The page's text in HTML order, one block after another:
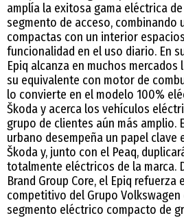
amplía la exitosa gama eléctrica
segmento de acceso, combinando
compactas con un interior
funcionalidad en el uso diario. En
Epiq alcanza en muchos
su equivalente con motor de
lo convierte en el modelo 100%
Škoda y acerca los vehículos
grupo de clientes aún más amplio.
urbano desempeña un papel clave
Škoda y, junto con el Peaq,
totalmente eléctricos de la marca.
Brand Group Core, el Epiq
competitivo del Grupo
segmento eléctrico compacto de